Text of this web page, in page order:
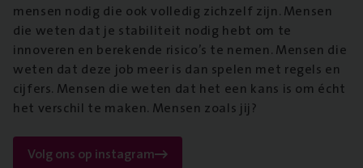
mensen nodig die ook volledig zichzelf zijn. Mensen
die weten dat je stabiliteit nodig hebt om te
innoveren en berekende risico’s te nemen. Mensen die
weten dat deze job meer is dan spelen met regels en
cijfers. Mensen die weten dat het een kans is om écht
het verschil te maken. Mensen zoals jij?
Volg ons op instagram